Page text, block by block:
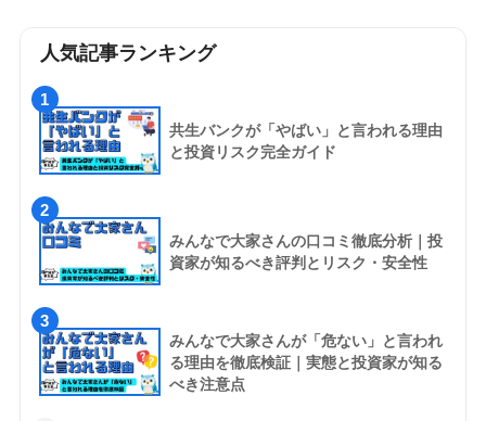
人気記事ランキング
1
共生バンクが「やばい」と言われる理由
と投資リスク完全ガイド
2
みんなで大家さんの口コミ徹底分析｜投
資家が知るべき評判とリスク・安全性
3
みんなで大家さんが「危ない」と言われ
る理由を徹底検証｜実態と投資家が知る
べき注意点